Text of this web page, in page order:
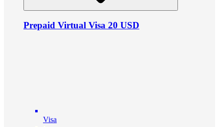
Prepaid Virtual Visa 20 USD
Visa